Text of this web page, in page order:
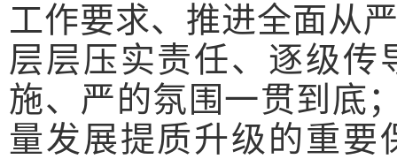
工作要求、推进全面从
层层压实责任、逐级传
施、严的氛围一贯到底
量发展提质升级的重要